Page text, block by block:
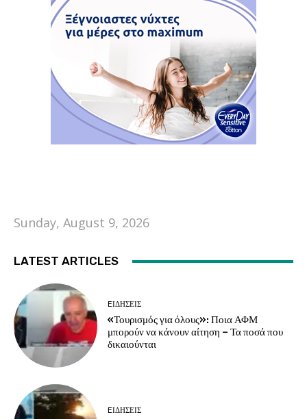
Sunday, August 9, 2026
LATEST ARTICLES
EΙΔΗΣΕΙΣ
«Τουρισμός για όλους»: Ποια ΑΦΜ
μπορούν να κάνουν αίτηση – Τα ποσά που
δικαιούνται
EΙΔΗΣΕΙΣ